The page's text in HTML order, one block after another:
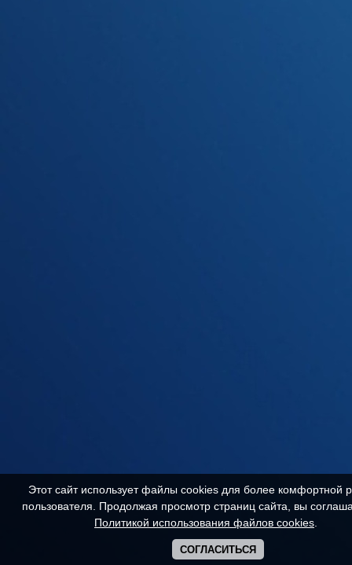
Этот сайт использует файлы cookies для более комфортной
пользователя. Продолжая просмотр страниц сайта, вы
Политикой использования файлов cookies
СОГЛАСИТЬСЯ